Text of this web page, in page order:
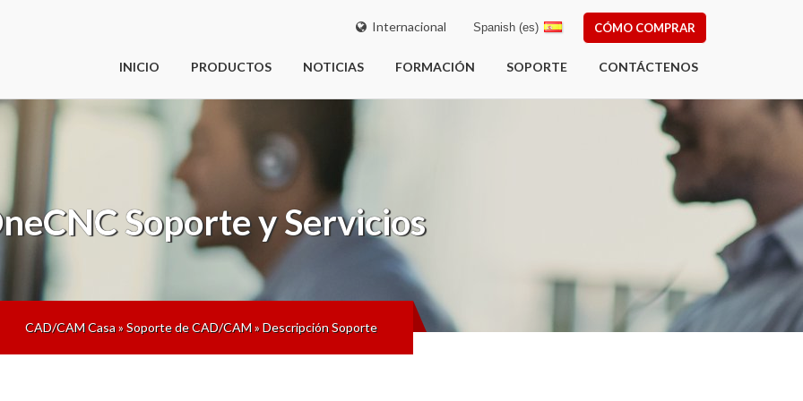
Internacional CÓMO COMPRAR
Spanish (es)
INICIO PRODUCTOS NOTICIAS FORMACIÓN SOPORTE CONTÁCTENOS
Soporte y Servicios
CAD/CAM Casa»Soporte de CAD/CAM»Descripción Soporte